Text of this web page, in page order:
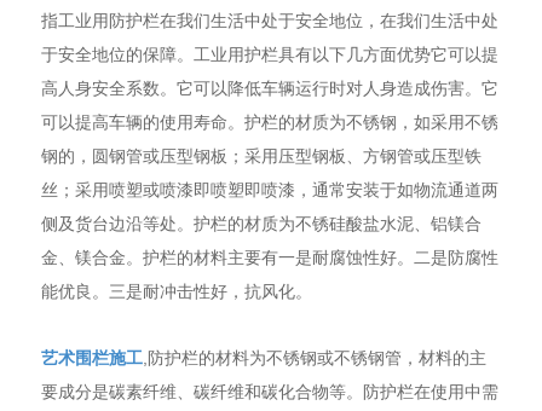
指工业用防护栏在我们生活中处于安全地位，在我们生活中处
于安全地位的保障。工业用护栏具有以下几方面优势它可以提
高人身安全系数。它可以降低车辆运行时对人身造成伤害。它
可以提高车辆的使用寿命。护栏的材质为不锈钢，如采用不锈
钢的，圆钢管或压型钢板；采用压型钢板、方钢管或压型铁
丝；采用喷塑或喷漆即喷塑即喷漆，通常安装于如物流通道两
侧及货台边沿等处。护栏的材质为不锈硅酸盐水泥、铝镁合
金、镁合金。护栏的材料主要有一是耐腐蚀性好。二是防腐性
能优良。三是耐冲击性好，抗风化。
艺术围栏施工 ,防护栏的材料为不锈钢或不锈钢管，材料的主
要成分是碳素纤维、碳纤维和碳化合物等。防护栏在使用中需